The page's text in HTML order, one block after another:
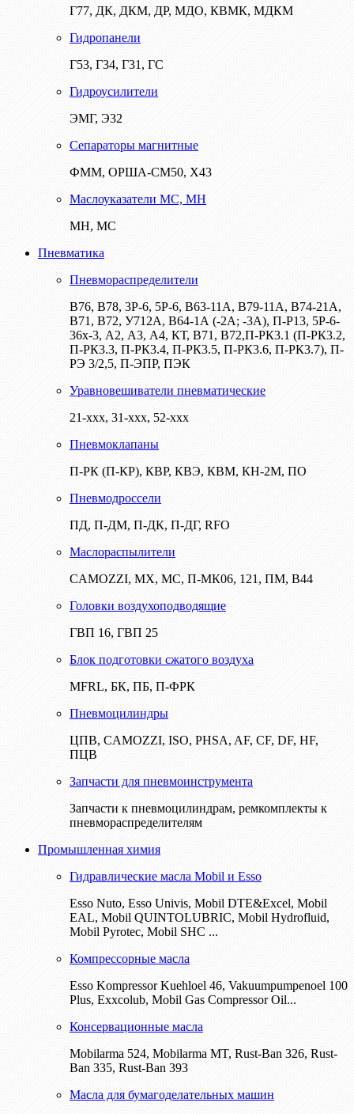
Г77, ДК, ДКМ, ДР, МДО, КВМК, МДКМ
Гидропанели
Г53, Г34, Г31, ГС
Гидроусилители
ЭМГ, Э32
Сепараторы магнитные
ФММ, ОРША-СМ50, Х43
Маслоуказатели МС, МН
МН, МС
Пневматика
Пневмораспределители
В76, В78, 3Р-6, 5Р-6, В63-11А, В79-11А, В74-21А,
В71, В72, У712А, В64-1А (-2А; -3А), П-Р13, 5Р-6-
36х-3, А2, А3, А4, КТ, В71, В72,П-РК3.1 (П-РК3.2,
П-РК3.3, П-РК3.4, П-РК3.5, П-РК3.6, П-РК3.7), П-
РЭ 3/2,5, П-ЭПР, ПЭК
Уравновешиватели пневматические
21-ххх, 31-ххх, 52-ххх
Пневмоклапаны
П-РК (П-КР), КВР, КВЭ, КВМ, КН-2М, ПО
Пневмодроссели
ПД, П-ДМ, П-ДК, П-ДГ, RFO
Маслораспылители
CAMOZZI, МХ, МС, П-МК06, 121, ПМ, В44
Головки воздухоподводящие
ГВП 16, ГВП 25
Блок подготовки сжатого воздуха
MFRL, БК, ПБ, П-ФРК
Пневмоцилиндры
ЦПВ, CAMOZZI, ISO, PHSA, AF, CF, DF, HF,
ПЦВ
Запчасти для пневмоинструмента
Запчасти к пневмоцилиндрам, ремкомплекты к
пневмораспределителям
Промышленная химия
Гидравлические масла Mobil и Esso
Esso Nuto, Esso Univis, Mobil DTE&Excel, Mobil
EAL, Mobil QUINTOLUBRIC, Mobil Hydrofluid,
Mobil Pyrotec, Mobil SHC ...
Компрессорные масла
Esso Kompressor Kuehloel 46, Vakuumpumpenoel 100
Plus, Exxcolub, Mobil Gas Compressor Oil...
Консервационные масла
Mobilarma 524, Mobilarma MT, Rust-Ban 326, Rust-
Ban 335, Rust-Ban 393
Масла для бумагоделательных машин